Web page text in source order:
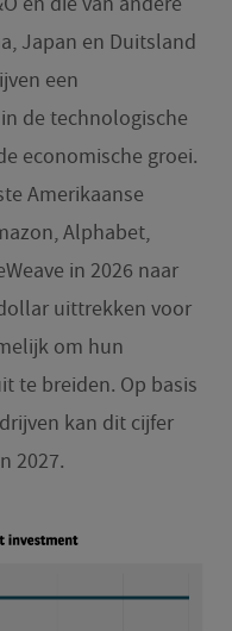
Japan en Duitsland
een
de technologische
economische groei.
Amerikaanse
Alphabet,
in 2026 naar
uittrekken voor
om hun
te breiden. Op basis
kan dit cijfer
2027.